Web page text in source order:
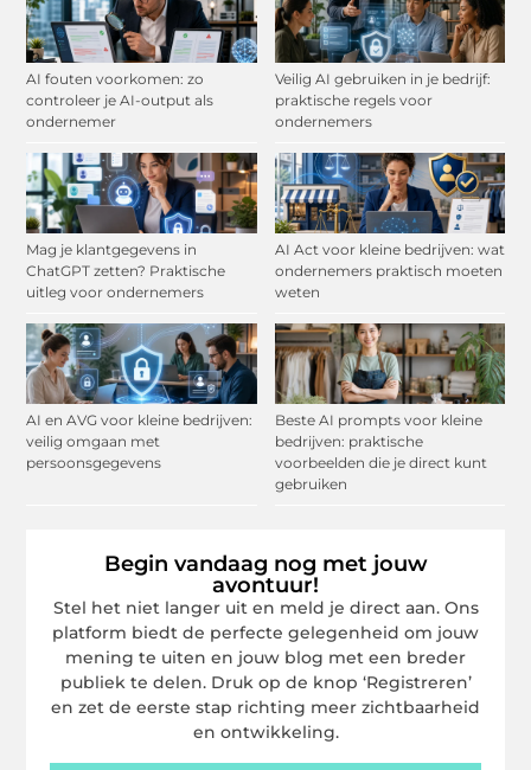
AI fouten voorkomen: zo
controleer je AI-output als
ondernemer
Veilig AI gebruiken in je bedrijf:
praktische regels voor
ondernemers
Mag je klantgegevens in
ChatGPT zetten? Praktische
uitleg voor ondernemers
AI Act voor kleine bedrijven: wat
ondernemers praktisch moeten
weten
AI en AVG voor kleine bedrijven:
veilig omgaan met
persoonsgegevens
Beste AI prompts voor kleine
bedrijven: praktische
voorbeelden die je direct kunt
gebruiken
Begin vandaag nog met jouw
avontuur!
Stel het niet langer uit en meld je direct aan. Ons
platform biedt de perfecte gelegenheid om jouw
mening te uiten en jouw blog met een breder
publiek te delen. Druk op de knop ‘Registreren’
en zet de eerste stap richting meer zichtbaarheid
en ontwikkeling.